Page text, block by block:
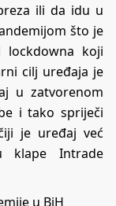
ili da idu u
što je
koji
cilj uređaja je
u zatvorenom
i tako spriječi
je uređaj već
klape Intrade
u BiH